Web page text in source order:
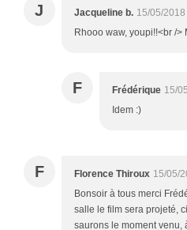
J Jacqueline b. 15/05/
Rhooo waw, youpi!!<br />
F Frédérique 15/
Idem :)
F Florence Thiroux 15/05/
Bonsoir à tous merci
salle le film sera projeté,
saurons le moment venu,